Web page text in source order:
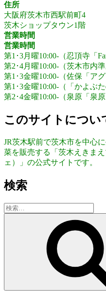
住所
大阪府茨木市西駅前町4
茨木ショップタウン1階
営業時間
営業時間
第1･3月曜10:00-（忍頂寺「
第2･4月曜10:00-（茨木市内
第1･3金曜10:00-（佐保「ア
第1･3金曜10:00-（「かよぶた
第2･4金曜10:00-（泉原「泉
このサイトについ
JR茨木駅前で茨木市を中心
菜を販売する「茨木えきま
ェ）」の公式サイトです。
検索
検
索: